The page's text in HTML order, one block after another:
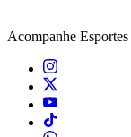
Acompanhe Esportes